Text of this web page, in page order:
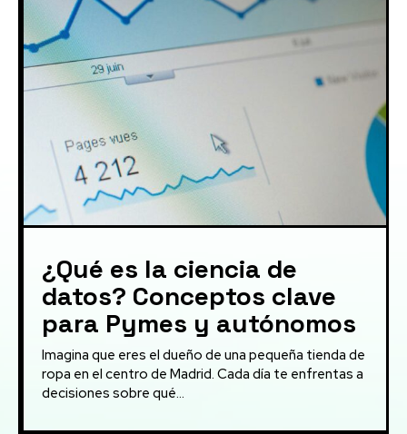
¿Qué es la ciencia de
datos? Conceptos clave
para Pymes y autónomos
Imagina que eres el dueño de una pequeña tienda de
ropa en el centro de Madrid. Cada día te enfrentas a
decisiones sobre qué...